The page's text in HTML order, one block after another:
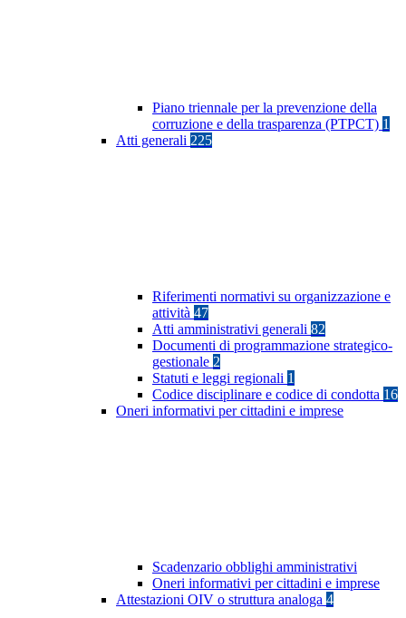
Piano triennale per la prevenzione della
corruzione e della trasparenza (PTPCT) 1
Atti generali 225
Riferimenti normativi su organizzazione e
attività 47
Atti amministrativi generali 82
Documenti di programmazione strategico-
gestionale 2
Statuti e leggi regionali 1
Codice disciplinare e codice di condotta 16
Oneri informativi per cittadini e imprese
Scadenzario obblighi amministrativi
Oneri informativi per cittadini e imprese
Attestazioni OIV o struttura analoga 4